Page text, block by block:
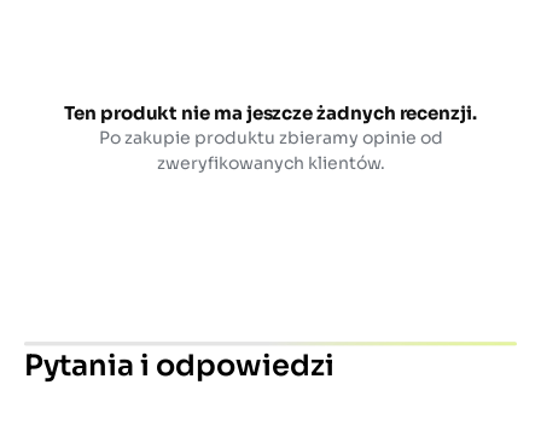
Ten produkt nie ma jeszcze żadnych recenzji.
Po zakupie produktu zbieramy opinie od
zweryfikowanych klientów.
Pytania i odpowiedzi